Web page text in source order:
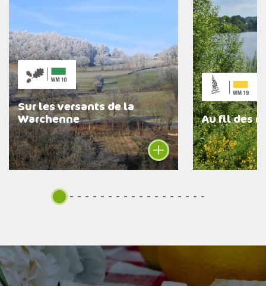
Sur les versants de la
Warchenne
Au fil des